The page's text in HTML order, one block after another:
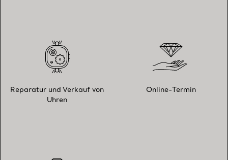
Reparatur und Verkauf von
Uhren
Online-Termin